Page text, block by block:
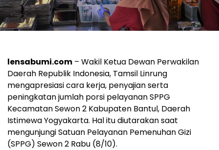
lensabumi.com – Wakil Ketua Dewan Perwakilan
Daerah Republik Indonesia, Tamsil Linrung
mengapresiasi cara kerja, penyajian serta
peningkatan jumlah porsi pelayanan SPPG
Kecamatan Sewon 2 Kabupaten Bantul, Daerah
Istimewa Yogyakarta. Hal itu diutarakan saat
mengunjungi Satuan Pelayanan Pemenuhan Gizi
(SPPG) Sewon 2 Rabu (8/10).